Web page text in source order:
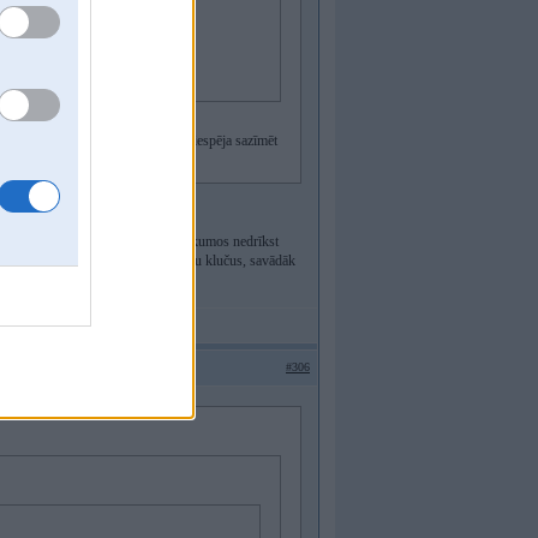
Biķerniekos? Varbūt ir vēl kāda iespēja sazīmēt
Ņem vērā, ka tajos pasākumos nedrīkst
SRF un uzlikt piemērotus bremžu klučus, savādāk
no auto).
#306